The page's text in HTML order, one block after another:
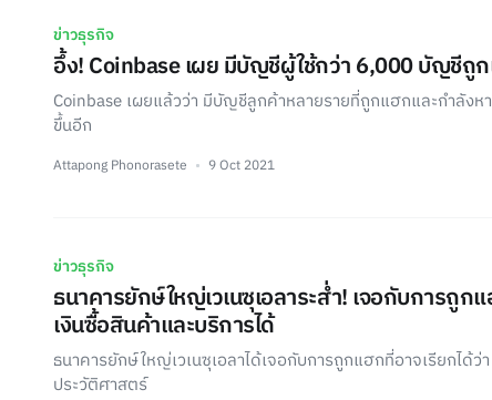
ข่าวธุรกิจ
อึ้ง! Coinbase เผย มีบัญชีผู้ใช้กว่า 6,000 บัญชีถู
Coinbase เผยแล้วว่า มีบัญชีลูกค้าหลายรายที่ถูกแฮกและกำลังห
ขึ้นอีก
Attapong Phonorasete 9 Oct 2021
ข่าวธุรกิจ
ธนาคารยักษ์ใหญ่เวเนซุเอลาระส่ำ! เจอกับการถูก
เงินซื้อสินค้าและบริการได้
ธนาคารยักษ์ใหญ่เวเนซุเอลาได้เจอกับการถูกแฮกที่อาจเรียกได้ว่
ประวัติศาสตร์